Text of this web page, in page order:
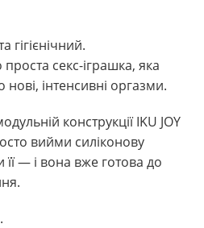
секс-іграшка, яка
інтенсивні оргазми.
конструкції IKU JOY
вийми силіконову
— і вона вже готова до